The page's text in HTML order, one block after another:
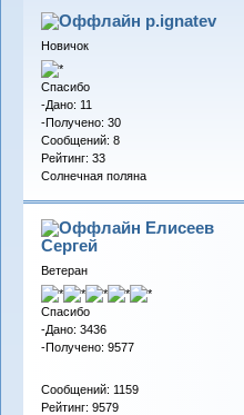
p.ignatev
Новичок
Спасибо
-Дано: 11
-Получено: 30
Сообщений: 8
Рейтинг: 33
Солнечная поляна
Елисеев
Сергей
Ветеран
Спасибо
-Дано: 3436
-Получено: 9577
Сообщений: 1159
Рейтинг: 9579